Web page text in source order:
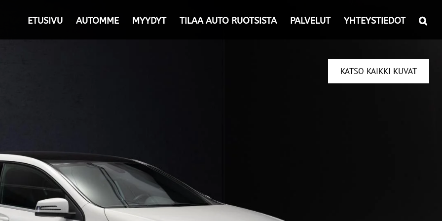
ETUSIVU AUTOMME MYYDYT TILAA AUTO RUOTSISTA PALVELUT YHTEYSTIEDOT
KATSO KAIKKI KUVAT